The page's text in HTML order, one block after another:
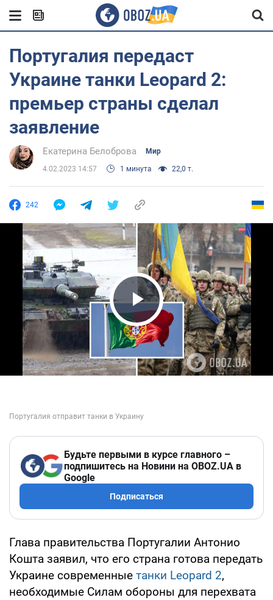
Португалия передаст
Украине танки Leopard 2:
премьер страны сделал
заявление
Екатерина Белоброва Мир
4.02.2023 14:57 1 минута 22,0 т.
242
Play Video
Будьте первыми в курсе главного –
подпишитесь на Новини на OBOZ.UA в
Google
Подписаться
Глава правительства Португалии Антонио
Кошта заявил, что его страна готова передать
Украине современные танки Leopard 2,
необходимые Силам обороны для перехвата